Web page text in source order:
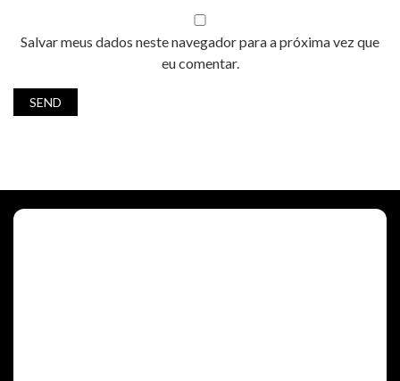
Salvar meus dados neste navegador para a próxima vez que
eu comentar.